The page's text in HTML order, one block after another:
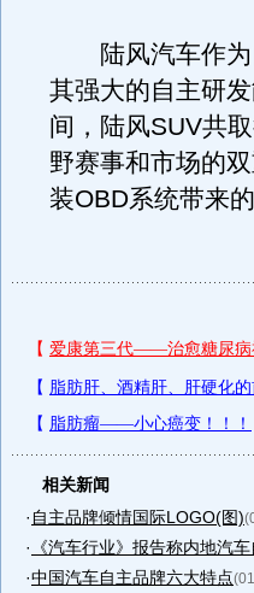
陆风汽车作为
其强大的自主研
间，陆风SUV共
野赛事和市场的
装OBD系统带来
相关新闻
· 自主品牌倾情国际LOGO(图)
· 《汽车行业》报告称内地汽
·中国汽车自主品牌六大特点